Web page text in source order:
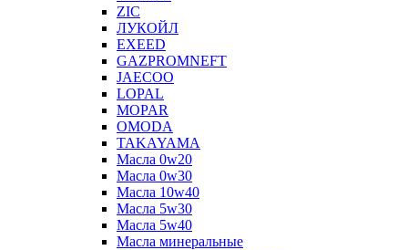
ZIC
ЛУКОЙЛ
EXEED
GAZPROMNEFT
JAECOO
LOPAL
MOPAR
OMODA
TAKAYAMA
Масла 0w20
Масла 0w30
Масла 10w40
Масла 5w30
Масла 5w40
Масла минеральные